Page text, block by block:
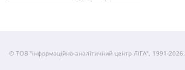
© ТОВ "інформаційно-аналітичний центр ЛІГА", 1991-2026.